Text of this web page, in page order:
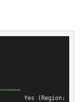
(Region: US)